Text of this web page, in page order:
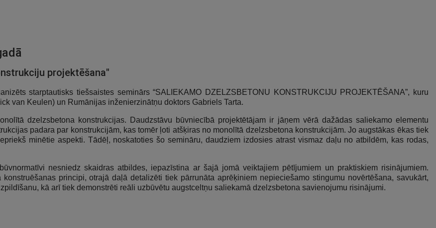
projektēšana"
starptautisks tiešsaistes seminārs “SALIEKAMO DZELZSBETONU KONSTRUKCIJU PROJEKTĒŠANA”, kuru
van Keulen) un Rumānijas inženierzinātņu doktors Gabriels Tarta.
dzelzsbetona konstrukcijas. Daudzstāvu būvniecībā projektētājam ir jāņem vērā dažādas saliekamo elementu
padara par konstrukcijām, kas tomēr ļoti atšķiras no monolītā dzelzsbetona konstrukcijām. Jo augstākas ēkas tiek
minētie aspekti. Tādēļ, noskatoties šo semināru, daudziem izdosies atrast vismaz daļu no atbildēm, kas rodas,
nesniedz skaidras atbildes, iepazīstina ar šajā jomā veiktajiem pētījumiem un praktiskiem risinājumiem.
principi, otrajā daļā detalizēti tiek pārrunāta aprēķiniem nepieciešamo stingumu novērtēšana, savukārt,
kā arī tiek demonstrēti reāli uzbūvētu augstceltņu saliekamā dzelzsbetona savienojumu risinājumi.